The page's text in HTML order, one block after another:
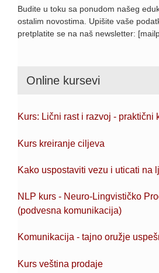
Budite u toku sa ponudom našeg
ostalim novostima. Upišite vaše
pretplatite se na naš newsletter:
Online kursevi
Kurs: Lični rast i razvoj - praktični
Kurs kreiranje ciljeva
Kako uspostaviti vezu i uticati na
NLP kurs - Neuro-Lingvističko
(podvesna komunikacija)
Komunikacija - tajno oružje
Kurs veština prodaje